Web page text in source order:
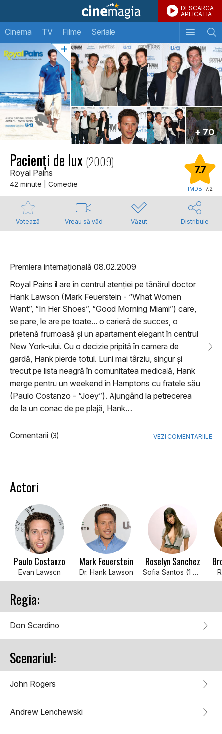
DESCARCA
APLICATIA
Cinema TV Filme Seriale
+ 70
Pacienți de lux (2009)
Royal Pains
42 minute | Comedie
7.7
IMDB: 7.2
Votează Vreau să văd Văzut Distribuie
Premiera internațională 08.02.2009
Royal Pains îl are în centrul atenției pe tânărul doctor
Hank Lawson (Mark Feuerstein - “What Women
Want”, “In Her Shoes”, “Good Morning Miami”) care,
se pare, le are pe toate... o carieră de succes, o
prietenă frumoasă și un apartament elegant în centrul
New York-ului. Cu o decizie pripită în camera de
gardă, Hank pierde totul. Luni mai târziu, singur și
trecut pe lista neagră în comunitatea medicală, Hank
merge pentru un weekend în Hamptons cu fratele său
(Paulo Costanzo - “Joey”). Ajungând la petrecerea
de la un conac de pe plajă, Hank…
Comentarii (3) VEZI COMENTARIILE
Actori
Paulo Costanzo
Evan Lawson
Mark Feuerstein
Dr. Hank Lawson
Roselyn Sanchez
Sofia Santos (1 episode, 2009)
Regia:
Don Scardino
Scenariul:
John Rogers
Andrew Lenchewski